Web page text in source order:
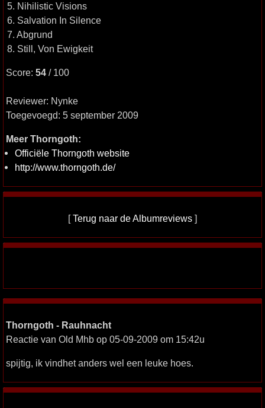
5. Nihilistic Visions
6. Salvation In Silence
7. Abgrund
8. Still, Von Ewigkeit
Score: 54 / 100
Reviewer: Nynke
Toegevoegd: 5 september 2009
Meer Thorngoth:
Officiële Thorngoth website
http://www.thorngoth.de/
[Terug naar de Albumreviews ]
Thorngoth - Rauhnacht
Reactie van Old Mhb op 05-09-2009 om 15:42u
spijtig, ik vindhet anders wel een leuke hoes.